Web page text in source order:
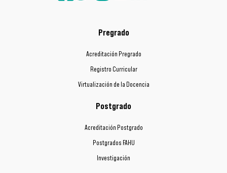
Pregrado
Acreditación Pregrado
Registro Curricular
Virtualización de la Docencia
Postgrado
Acreditación Postgrado
Postgrados FAHU
Investigación